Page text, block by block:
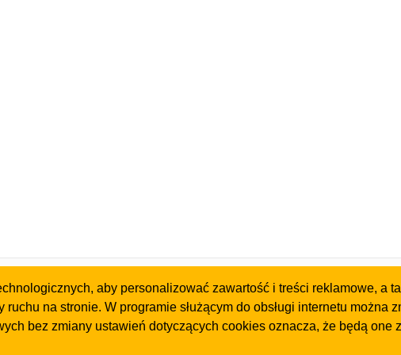
aby personalizować zawartość i treści reklamowe, a
na stronie. W programie służącym do obsługi internetu można
bez zmiany ustawień dotyczących cookies oznacza, że będą one
Olkusz
Kontakt
Biura nieruchomości
Dealerzy i